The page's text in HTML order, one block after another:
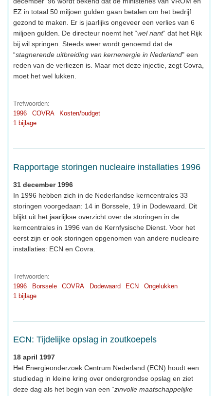
EZ in totaal 50 miljoen gulden gaan betalen om het bedrijf
gezond te maken. Er is jaarlijks ongeveer een verlies van 6
miljoen gulden. De directeur noemt het “wel riant“ dat het Rijk
bij wil springen. Steeds weer wordt genoemd dat de
“stagnerende uitbreiding van kernenergie in Nederland" een
reden van de verliezen is. Maar met deze injectie, zegt Covra,
moet het wel lukken.
Trefwoorden:
1996
COVRA
Kosten/budget
1 bijlage
Rapportage storingen nucleaire installaties 1996
31 december 1996
In 1996 hebben zich in de Nederlandse kerncentrales 33
storingen voorgedaan: 14 in Borssele, 19 in Dodewaard. Dit
blijkt uit het jaarlijkse overzicht over de storingen in de
kerncentrales in 1996 van de Kernfysische Dienst. Voor het
eerst zijn er ook storingen opgenomen van andere nucleaire
installaties: ECN en Covra.
Trefwoorden:
1996
Borssele COVRA Dodewaard ECN
Ongelukken
1 bijlage
ECN: Tijdelijke opslag in zoutkoepels
18 april 1997
Het Energieonderzoek Centrum Nederland (ECN) houdt een
studiedag in kleine kring over ondergrondse opslag en ziet
deze dag als het begin van een “zinvolle maatschappelijke